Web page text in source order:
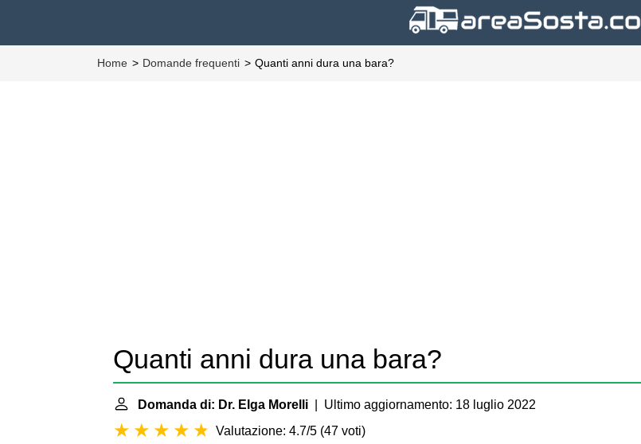
Home Domande frequenti Quanti anni dura una bara?
Quanti anni dura una bara?
Domanda di: Dr. Elga Morelli | Ultimo aggiornamento: 18 luglio 2022
Valutazione: 4.7/5 (47 voti)